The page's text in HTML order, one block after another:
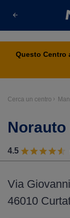
Questo Centro
Cerca un centro
4.5
Via
46010